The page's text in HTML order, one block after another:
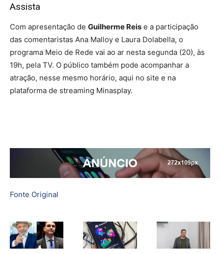
Assista
Com apresentação de Guilherme Reis e a participação
das comentaristas Ana Malloy e Laura Dolabella, o
programa Meio de Rede vai ao ar nesta segunda (20), às
19h, pela TV. O público também pode acompanhar a
atração, nesse mesmo horário, aqui no site e na
plataforma de streaming Minasplay.
Fonte Original